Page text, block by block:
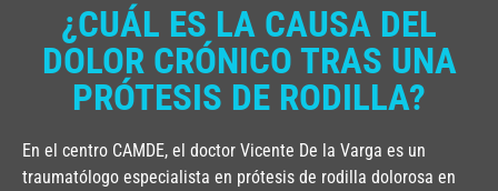
¿CUÁL ES LA CAUSA DEL
DOLOR CRÓNICO TRAS UNA
PRÓTESIS DE RODILLA?
En el centro CAMDE, el doctor Vicente De la Varga es un
traumatólogo especialista en prótesis de rodilla dolorosa en